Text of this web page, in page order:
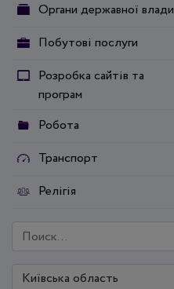
Органи державної влади
Побутові послуги
Розробка сайтів та
програм
Робота
Транспорт
Релігія
Київська область